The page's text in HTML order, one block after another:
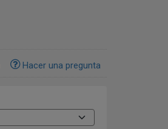
Hacer una pregunta